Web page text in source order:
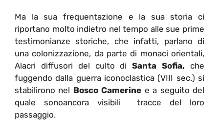
Ma la sua frequentazione e la sua storia ci
riportano molto indietro nel tempo alle sue prime
testimonianze storiche, che infatti, parlano di
una colonizzazione, da parte di monaci orientali,
Alacri diffusori del culto diSanta Sofia, che
fuggendo dalla guerra iconoclastica (VIII sec.) si
stabilirono nel Bosco Camerine e a seguito del
quale sonoancora visibili tracce del loro
passaggio.